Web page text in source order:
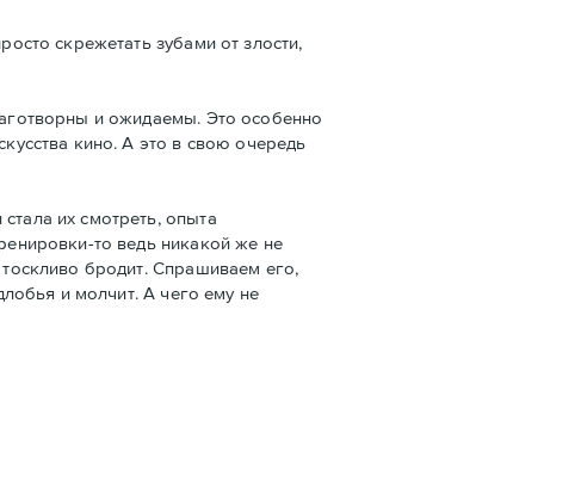
скрежетать зубами от злости,
и ожидаемы. Это особенно
кино. А это в свою очередь
их смотреть, опыта
то ведь никакой же не
бродит. Спрашиваем его,
и молчит. А чего ему не